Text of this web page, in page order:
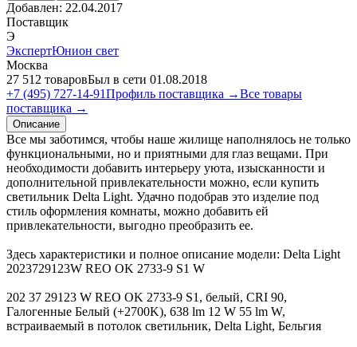
Добавлен: 22.04.2017
Поставщик
Э
ЭкспертЮнион свет
Москва
27 512 товаровБыл в сети 01.08.2018
+7 (495) 727-14-91Профиль поставщика →Все товары
поставщика →
Описание
Все мы заботимся, чтобы наше жилище наполнялось не только
функциональными, но и приятными для глаз вещами. При
необходимости добавить интерьеру уюта, изысканности и
дополнительной привлекательности можно, если купить
светильник Delta Light. Удачно подобрав это изделие под
стиль оформления комнаты, можно добавить ей
привлекательности, выгодно преобразить ее.
Здесь характеристики и полное описание модели: Delta Light
2023729123W REO OK 2733-9 S1 W
202 37 29123 W REO OK 2733-9 S1, белый, CRI 90,
Галогенные Белый (+2700K), 638 lm 12 W 55 lm W,
встраиваемый в потолок светильник, Delta Light, Бельгия